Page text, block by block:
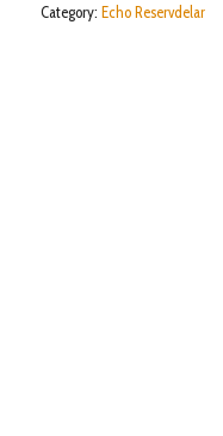
Category: Echo Reservdelar